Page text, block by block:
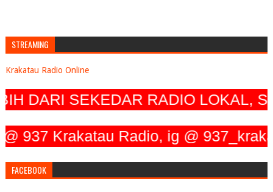
STREAMING
Krakatau Radio Online
DARI SEKEDAR RADIO LOKAL,
937 Krakatau Radio, ig @
FACEBOOK